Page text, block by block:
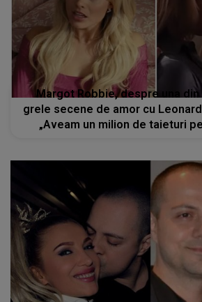
Margot Robbie, despre una
grele secene de amor cu
„Aveam un milion de taieturi